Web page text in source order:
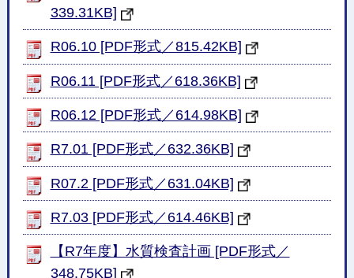
339.31KB]
R06.10 [PDF形式／815.42KB]
R06.11 [PDF形式／618.36KB]
R06.12 [PDF形式／614.98KB]
R7.01 [PDF形式／632.36KB]
R07.2 [PDF形式／631.04KB]
R7.03 [PDF形式／614.46KB]
【R7年度】水質検査計画 [PDF形式／
348.75KB]